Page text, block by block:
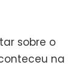
sobre o
na